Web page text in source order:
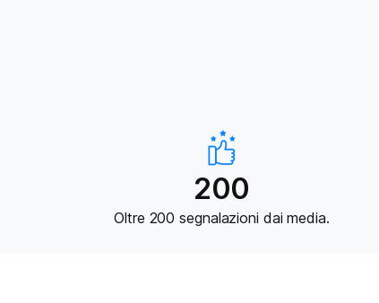
200
Oltre 200 segnalazioni dai media.